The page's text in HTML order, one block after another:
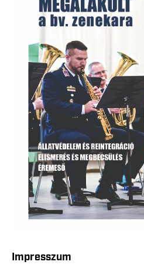
Impresszum